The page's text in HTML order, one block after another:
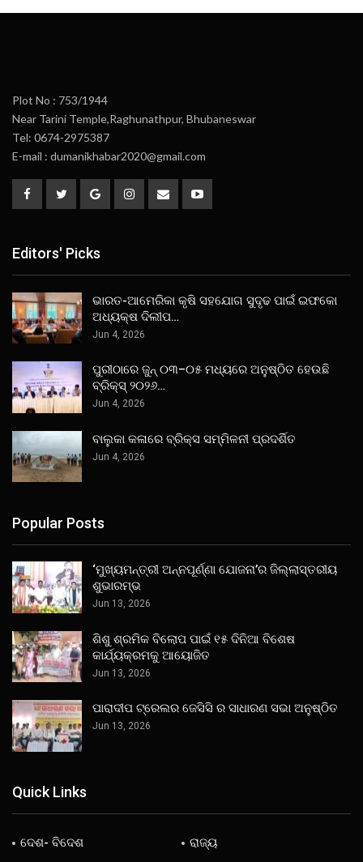
Plot No : 753/1944
Near Tarini Temple,Raghunathpur, Bhubaneswar
Tel: 0674-2975387
E-mail : dumanikhabar2020@gmail.com
Editors' Picks
ଭାରତ-ଆମେରିକା କୃଷି ସହଯୋଗ ସୁଦୃଢ ପାଇଁ ଇଫକୋ
ଅଧ୍ୟକ୍ଷ ଦିଲୀପ…
Jun 4, 2026
ପୁରୀଠାରେ ଜୁନ୍ ୦୩–୦୫ ମଧ୍ୟରେ ଅନୁଷ୍ଠିତ ହେଉଛି
ବ୍ରିକ୍ସ୍ ୨୦୨୬…
Jun 4, 2026
ବାଲୁକା କଳାରେ ବ୍ରିକ୍ସ ସମ୍ମିଳନୀ ପ୍ରଦର୍ଶିତ
Jun 4, 2026
Popular Posts
‘ମୁଖ୍ୟମନ୍ତ୍ରୀ ଅନ୍ନପୂର୍ଣ୍ଣା ଯୋଜନା’ର ଜିଲ୍ଲାସ୍ତରୀୟ
ଶୁଭାରମ୍ଭ
Jun 13, 2026
ଶିଶୁ ଶ୍ରମିକ ବିଲୋପ ପାଇଁ ୧୫ ଦିନିଆ ବିଶେଷ
କାର୍ଯ୍ୟକ୍ରମକୁ ଆୟୋଜିତ
Jun 13, 2026
ପାରାଦୀପ ଟ୍ରେଲର ଜେସିସି ର ସାଧାରଣ ସଭା ଅନୁଷ୍ଠିତ
Jun 13, 2026
Quick Links
ଦେଶ- ବିଦେଶ
ରାଜ୍ୟ